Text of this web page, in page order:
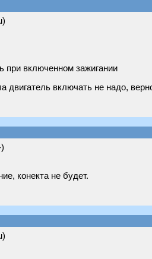
при включенном зажигании
двигатель включать не надо,
конекта не будет.